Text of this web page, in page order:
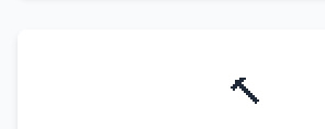
🔨